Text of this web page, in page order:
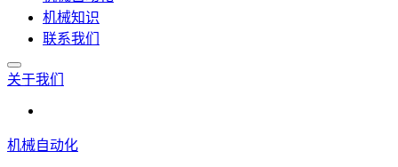
机械知识
联系我们
关于我们
机械自动化